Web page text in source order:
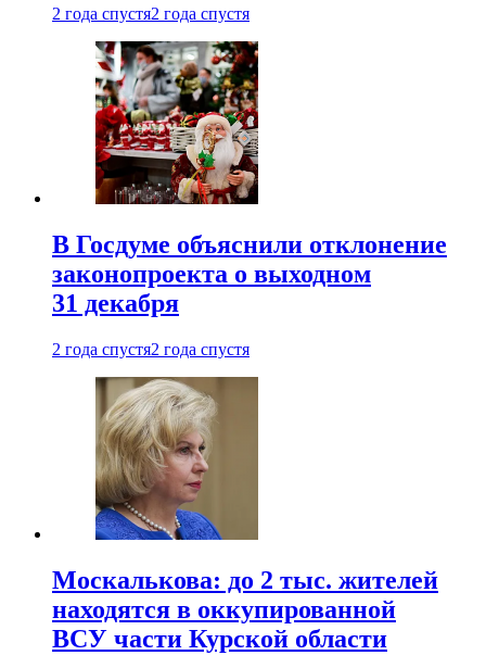
2 года спустя2 года спустя
В Госдуме объяснили отклонение
законопроекта о выходном
31 декабря
2 года спустя2 года спустя
Москалькова: до 2 тыс. жителей
находятся в оккупированной
ВСУ части Курской области